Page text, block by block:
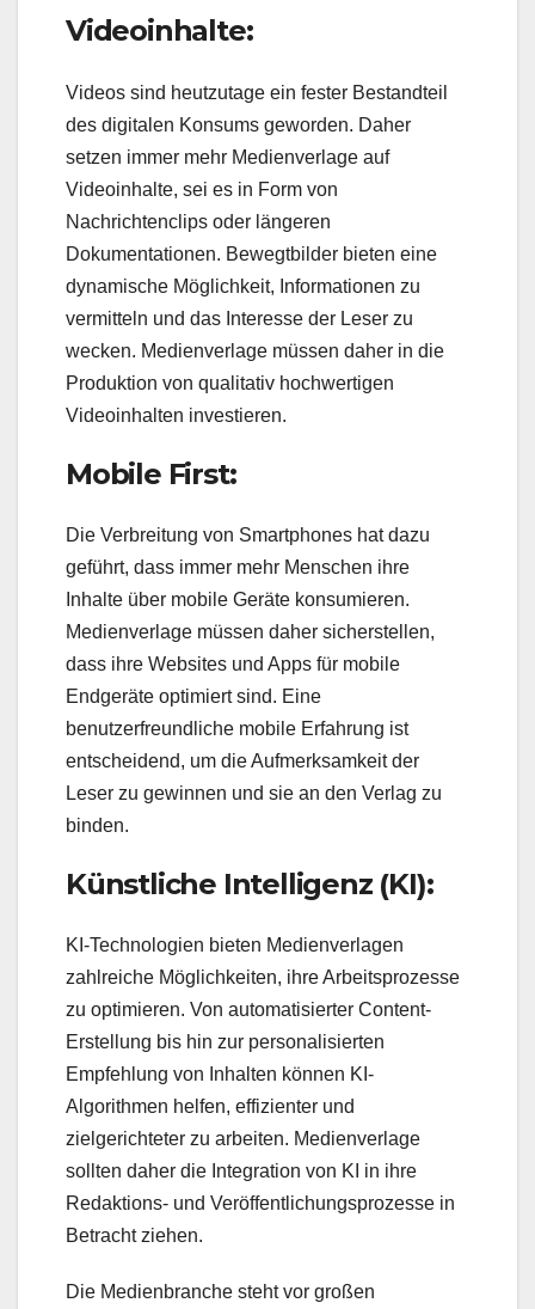
Videoinhalte:
Videos sind heutzutage ein fester Bestandteil
des digitalen Konsums geworden. Daher
setzen immer mehr Medienverlage auf
Videoinhalte, sei es in Form von
Nachrichtenclips oder längeren
Dokumentationen. Bewegtbilder bieten eine
dynamische Möglichkeit, Informationen zu
vermitteln und das Interesse der Leser zu
wecken. Medienverlage müssen daher in die
Produktion von qualitativ hochwertigen
Videoinhalten investieren.
Mobile First:
Die Verbreitung von Smartphones hat dazu
geführt, dass immer mehr Menschen ihre
Inhalte über mobile Geräte konsumieren.
Medienverlage müssen daher sicherstellen,
dass ihre Websites und Apps für mobile
Endgeräte optimiert sind. Eine
benutzerfreundliche mobile Erfahrung ist
entscheidend, um die Aufmerksamkeit der
Leser zu gewinnen und sie an den Verlag zu
binden.
Künstliche Intelligenz (KI):
KI-Technologien bieten Medienverlagen
zahlreiche Möglichkeiten, ihre Arbeitsprozesse
zu optimieren. Von automatisierter Content-
Erstellung bis hin zur personalisierten
Empfehlung von Inhalten können KI-
Algorithmen helfen, effizienter und
zielgerichteter zu arbeiten. Medienverlage
sollten daher die Integration von KI in ihre
Redaktions- und Veröffentlichungsprozesse in
Betracht ziehen.
Die Medienbranche steht vor großen